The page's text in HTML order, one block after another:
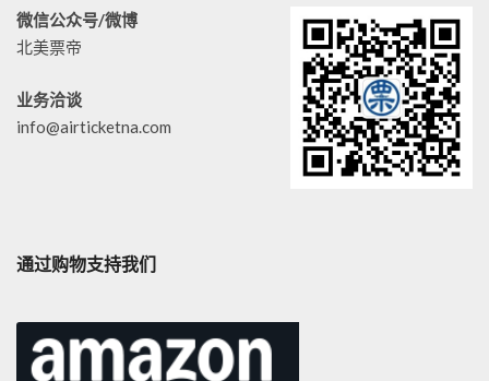
微信公众号/微博
北美票帝
业务洽谈
info@airticketna.com
通过购物支持我们